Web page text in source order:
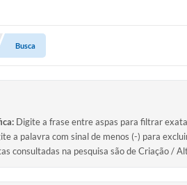
Busca
Digite a frase entre aspas para filtrar
a palavra com sinal de menos (-) para
consultadas na pesquisa são de Criação /